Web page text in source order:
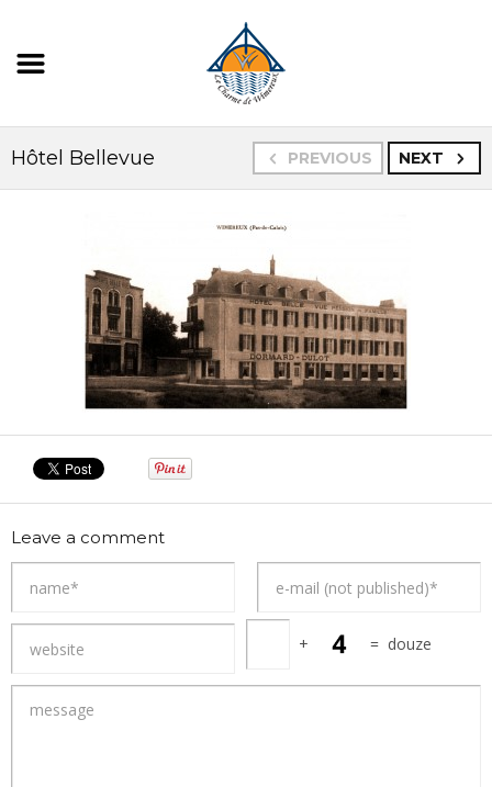
PREVIOUS NEXT
Hôtel Bellevue
Leave a comment
+ = douze